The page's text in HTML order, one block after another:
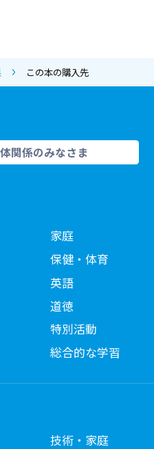
この本の購入先
関係のみなさま
家庭
保健・体育
英語
道徳
特別活動
総合的な学習
技術・家庭